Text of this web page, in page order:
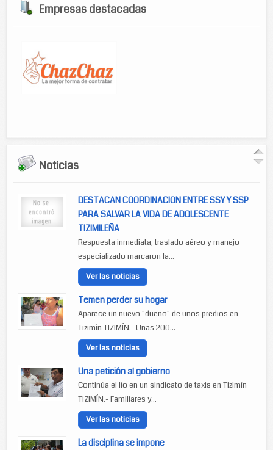
Empresas destacadas
Noticias
DESTACAN COORDINACION ENTRE SSY Y SSP
PARA SALVAR LA VIDA DE ADOLESCENTE
TIZIMILEÑA
Respuesta inmediata, traslado aéreo y manejo
especializado marcaron la...
Ver las noticias
Temen perder su hogar
Aparece un nuevo "dueño" de unos predios en
Tizimín TIZIMÍN.- Unas 200...
Ver las noticias
Una petición al gobierno
Continúa el lío en un sindicato de taxis en Tizimín
TIZIMÍN.- Familiares y...
Ver las noticias
La disciplina se impone